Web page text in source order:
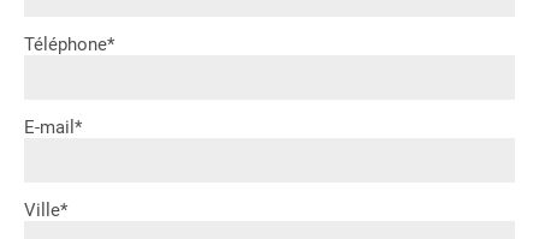
Téléphone*
E-mail*
Ville*